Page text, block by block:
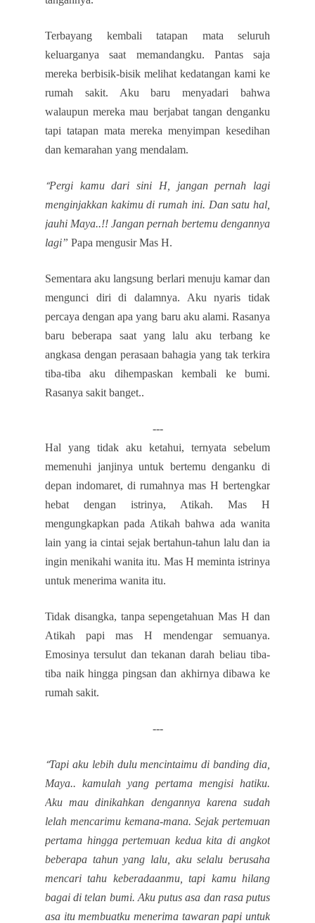
Terbayang kembali tatapan mata seluruh
keluarganya saat memandangku. Pantas saja
mereka berbisik-bisik melihat kedatangan kami ke
rumah sakit. Aku baru menyadari bahwa
walaupun mereka mau berjabat tangan denganku
tapi tatapan mata mereka menyimpan kesedihan
dan kemarahan yang mendalam.
“Pergi kamu dari sini H, jangan pernah lagi
menginjakkan kakimu di rumah ini. Dan satu hal,
jauhi Maya..!! Jangan pernah bertemu dengannya
lagi” Papa mengusir Mas H.
Sementara aku langsung berlari menuju kamar dan
mengunci diri di dalamnya. Aku nyaris tidak
percaya dengan apa yang baru aku alami. Rasanya
baru beberapa saat yang lalu aku terbang ke
angkasa dengan perasaan bahagia yang tak terkira
tiba-tiba aku dihempaskan kembali ke bumi.
Rasanya sakit banget..
---
Hal yang tidak aku ketahui, ternyata sebelum
memenuhi janjinya untuk bertemu denganku di
depan indomaret, di rumahnya mas H bertengkar
hebat dengan istrinya, Atikah. Mas H
mengungkapkan pada Atikah bahwa ada wanita
lain yang ia cintai sejak bertahun-tahun lalu dan ia
ingin menikahi wanita itu. Mas H meminta istrinya
untuk menerima wanita itu.
Tidak disangka, tanpa sepengetahuan Mas H dan
Atikah papi mas H mendengar semuanya.
Emosinya tersulut dan tekanan darah beliau tiba-
tiba naik hingga pingsan dan akhirnya dibawa ke
rumah sakit.
---
“Tapi aku lebih dulu mencintaimu di banding dia,
Maya.. kamulah yang pertama mengisi hatiku.
Aku mau dinikahkan dengannya karena sudah
lelah mencarimu kemana-mana. Sejak pertemuan
pertama hingga pertemuan kedua kita di angkot
beberapa tahun yang lalu, aku selalu berusaha
mencari tahu keberadaanmu, tapi kamu hilang
bagai di telan bumi. Aku putus asa dan rasa putus
asa itu membuatku menerima tawaran papi untuk